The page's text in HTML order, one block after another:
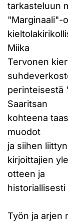
tarkasteluun
"Marginaali"-
Miika
Tervonen
perinteisestä
Saaritsan
kohteena
muodot
ja siihen
kirjoittajien
otteen ja
Työn ja arjen